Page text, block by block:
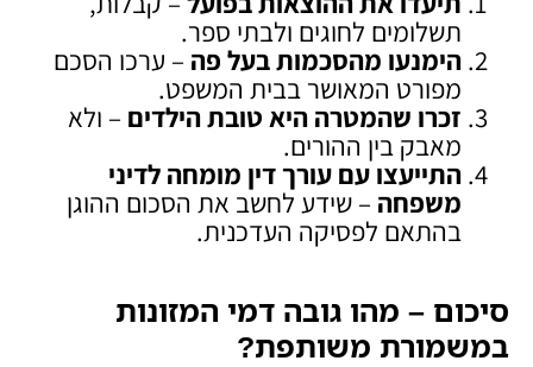
תשלומים לחוגים ולבתי ספר.
הימנעו מהסכמות בעל פה – ערכו הסכם
מפורט המאושר בבית המשפט.
זכרו שהמטרה היא טובת הילדים – ולא
מאבק בין ההורים.
התייעצו עם עורך דין מומחה לדיני
משפחה – שידע לחשב את הסכום ההוגן
בהתאם לפסיקה העדכנית.
סיכום – מהו גובה דמי המזונות
במשמורת משותפת?